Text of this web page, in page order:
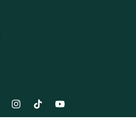
I
n
s
Y
o
u